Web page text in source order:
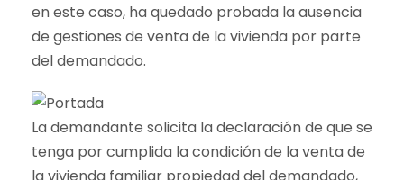
en este caso, ha quedado probada la ausencia
de gestiones de venta de la vivienda por parte
del demandado.
La demandante solicita la declaración de que se
tenga por cumplida la condición de la venta de